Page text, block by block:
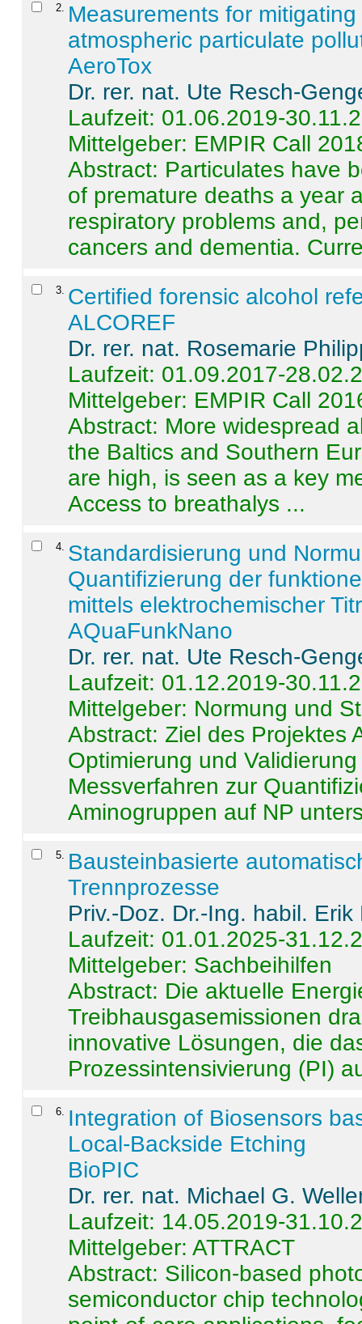
2
Measurements for
atmospheric particulate
AeroTox
Dr. rer. nat. Ute Resch-
Laufzeit: 01.06.2019-
Mittelgeber: EMPIR Call
Abstract: Particulates have
of premature deaths a year
respiratory problems and,
cancers and dementia.
3 Certified forensic alcohol
ALCOREF
Dr. rer. nat. Rosemarie
Laufzeit: 01.09.2017-
Mittelgeber: EMPIR Call
Abstract: More widespread
the Baltics and Southern
are high, is seen as a key
Access to breathalys ...
4 Standardisierung und
Quantifizierung der
mittels elektrochemischer
AQuaFunkNano
Dr. rer. nat. Ute Resch-
Laufzeit: 01.12.2019-
Mittelgeber: Normung und
Abstract:Ziel des Projektes
Optimierung und
Messverfahren zur
Aminogruppen auf NP
5
Bausteinbasierte
Trennprozesse
Priv.-Doz. Dr.-Ing. habil. Erik
Laufzeit: 01.01.2025-
Mittelgeber: Sachbeihilfen
Abstract: Die aktuelle
Treibhausgasemissionen
innovative Lösungen, die
Prozessintensivierung (PI)
6
Integration of Biosensors
Local-Backside Etching
BioPIC
Dr. rer. nat. Michael G.
Laufzeit: 14.05.2019-
Mittelgeber: ATTRACT
Abstract: Silicon-based
semiconductor chip